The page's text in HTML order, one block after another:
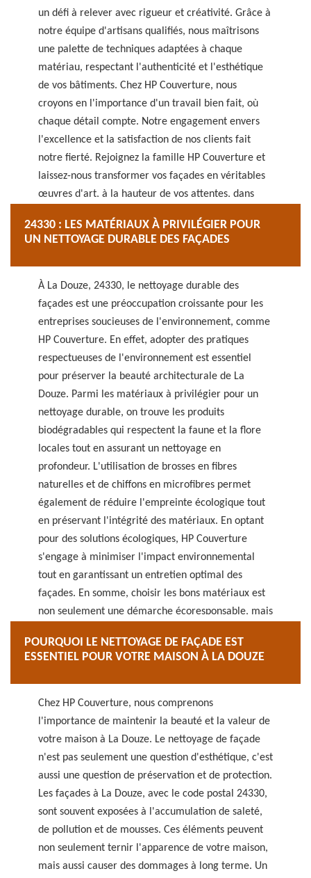
un défi à relever avec rigueur et créativité. Grâce à
notre équipe d'artisans qualifiés, nous maîtrisons
une palette de techniques adaptées à chaque
matériau, respectant l'authenticité et l'esthétique
de vos bâtiments. Chez HP Couverture, nous
croyons en l'importance d'un travail bien fait, où
chaque détail compte. Notre engagement envers
l'excellence et la satisfaction de nos clients fait
notre fierté. Rejoignez la famille HP Couverture et
laissez-nous transformer vos façades en véritables
œuvres d'art, à la hauteur de vos attentes, dans
24330 : LES MATÉRIAUX À PRIVILÉGIER POUR
UN NETTOYAGE DURABLE DES FAÇADES
À La Douze, 24330, le nettoyage durable des
façades est une préoccupation croissante pour les
entreprises soucieuses de l'environnement, comme
HP Couverture. En effet, adopter des pratiques
respectueuses de l'environnement est essentiel
pour préserver la beauté architecturale de La
Douze. Parmi les matériaux à privilégier pour un
nettoyage durable, on trouve les produits
biodégradables qui respectent la faune et la flore
locales tout en assurant un nettoyage en
profondeur. L'utilisation de brosses en fibres
naturelles et de chiffons en microfibres permet
également de réduire l'empreinte écologique tout
en préservant l'intégrité des matériaux. En optant
pour des solutions écologiques, HP Couverture
s'engage à minimiser l'impact environnemental
tout en garantissant un entretien optimal des
façades. En somme, choisir les bons matériaux est
non seulement une démarche écoresponsable, mais
patrimoine architectural de 24330 et de ses
POURQUOI LE NETTOYAGE DE FAÇADE EST
ESSENTIEL POUR VOTRE MAISON À LA DOUZE
Chez HP Couverture, nous comprenons
l'importance de maintenir la beauté et la valeur de
votre maison à La Douze. Le nettoyage de façade
n'est pas seulement une question d'esthétique, c'est
aussi une question de préservation et de protection.
Les façades à La Douze, avec le code postal 24330,
sont souvent exposées à l'accumulation de saleté,
de pollution et de mousses. Ces éléments peuvent
non seulement ternir l'apparence de votre maison,
mais aussi causer des dommages à long terme. Un